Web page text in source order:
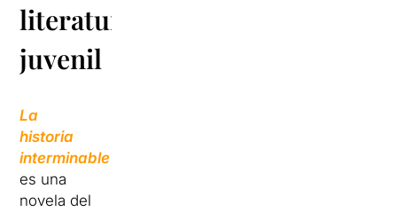
literatura
juvenil
La
historia
interminable
es una
novela del